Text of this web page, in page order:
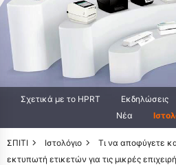
Σχετικά με το HPRT Εκδηλώσεις
Νέα
ΣΠΙΤΙ Ιστολόγιο
Τι να αποφύγετε
εκτυπωτή ετικετών για τις μικρές